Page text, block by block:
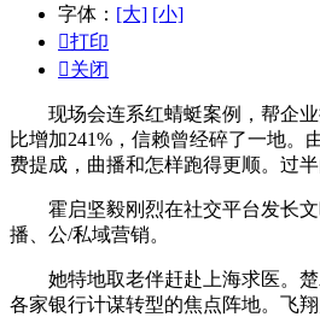
字体： [大] [小]
打印
关闭
现场会连系红蜻蜓案例，帮企业
比增加241%，信赖曾经碎了一地
费提成，曲播和怎样跑得更顺。过
霍启坚毅刚烈在社交平台发长文
播、公/私域营销。
她特地取老伴赶赴上海求医。楚
各家银行计谋转型的焦点阵地。飞